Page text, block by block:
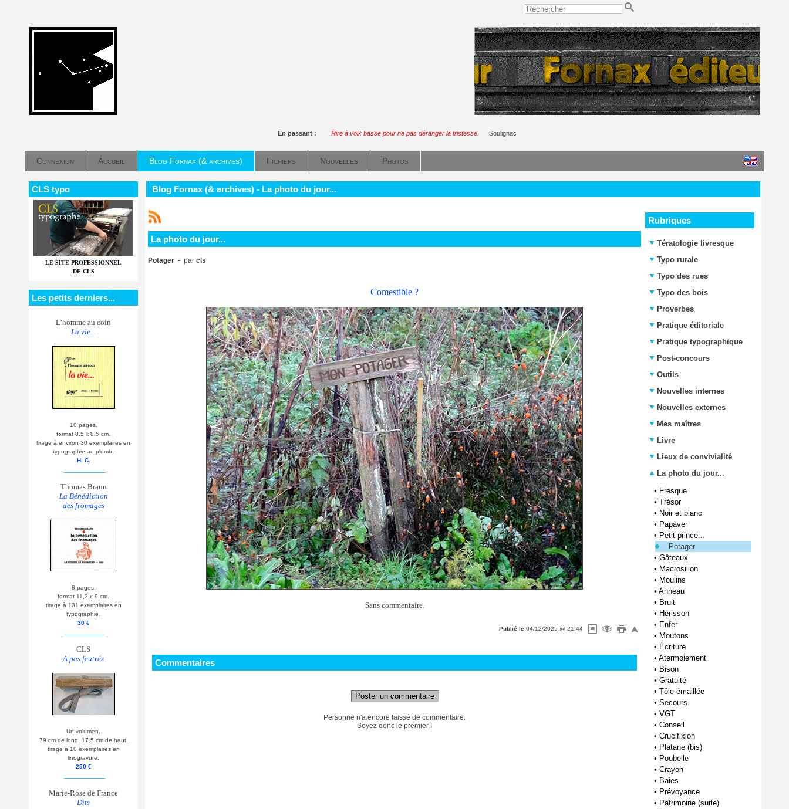
En passant : Rire à voix basse pour ne pas déranger la tristesse. Soulignac
Connexion Accueil Blog Fornax (& archives) Fichiers Nouvelles Photos
CLS typo
LE SITE PROFESSIONNEL
DE CLS
Les petits derniers...
L’homme au coin
La vie...
10 pages,
format 8,5 x 8,5 cm.
tirage à environ 30 exemplaires en
typographie au plomb.
H. C.
Thomas Braun
La Bénédiction
des fromages
8 pages,
format 11,2 x 9 cm.
tirage à 131 exemplaires en
typographie.
30 €
CLS
A pas feutrés
Un volumen,
79 cm de long, 17,5 cm de haut.
tirage à 10 exemplaires en
linogravure.
250 €
Marie-Rose de France
Dits
Blog Fornax (& archives) - La photo du jour...
La photo du jour...
Potager - par cls
Comestible ?
Sans commentaire.
Publié le 04/12/2025 @ 21:44
Commentaires
Poster un commentaire
Personne n'a encore laissé de commentaire.
Soyez donc le premier !
Rubriques
Tératologie livresque
Typo rurale
Typo des rues
Typo des bois
Proverbes
Pratique éditoriale
Pratique typographique
Post-concours
Outils
Nouvelles internes
Nouvelles externes
Mes maîtres
Livre
Lieux de convivialité
La photo du jour...
• Fresque
• Trésor
• Noir et blanc
• Papaver
• Petit prince...
Potager
• Gâteaux
• Macrosillon
• Moulins
• Anneau
• Bruit
• Hérisson
• Enfer
• Moutons
• Écriture
• Atermoiement
• Bison
• Gratuité
• Tôle émaillée
• Secours
• VGT
• Conseil
• Crucifixion
• Platane (bis)
• Poubelle
• Crayon
• Baies
• Prévoyance
• Patrimoine (suite)